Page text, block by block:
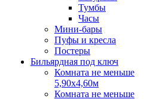
Тумбы
Часы
Мини-бары
Пуфы и кресла
Постеры
Бильярдная под ключ
Комната не меньше
5,90х4,60м
Комната не меньше